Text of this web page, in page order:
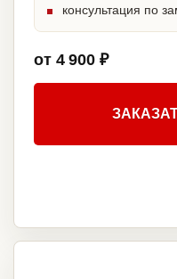
консультация по
от 4 900 ₽